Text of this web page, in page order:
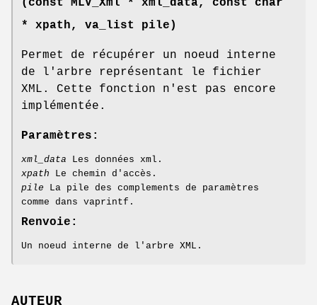
(const MLV_Xml * xml_data, const char
* xpath, va_list pile)
Permet de récupérer un noeud interne
de l'arbre représentant le fichier
XML. Cette fonction n'est pas encore
implémentée.
Paramètres:
xml_data Les données xml.
xpath Le chemin d'accès.
pile La pile des complements de paramètres
comme dans vaprintf.
Renvoie:
Un noeud interne de l'arbre XML.
AUTEUR